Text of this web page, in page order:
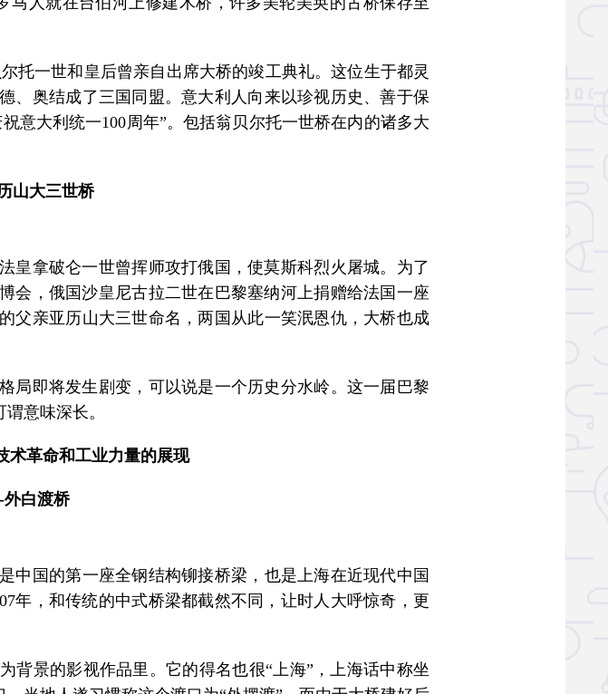
一世和皇后曾亲自出席大桥的竣工典礼。这位生于都灵
、奥结成了三国同盟。意大利人向来以珍视历史、善于保
意大利统一100周年”。包括翁贝尔托一世桥在内的诸多大
山大三世桥
拿破仑一世曾挥师攻打俄国，使莫斯科烈火屠城。为了
会，俄国沙皇尼古拉二世在巴黎塞纳河上捐赠给法国一座
父亲亚历山大三世命名，两国从此一笑泯恩仇，大桥也成
即将发生剧变，可以说是一个历史分水岭。这一届巴黎
意味深长。
术革命和工业力量的展现
外白渡桥
国的第一座全钢结构铆接桥梁，也是上海在近现代中国
年，和传统的中式桥梁都截然不同，让时人大呼惊奇，更
景的影视作品里。它的得名也很“上海”，上海话中称坐